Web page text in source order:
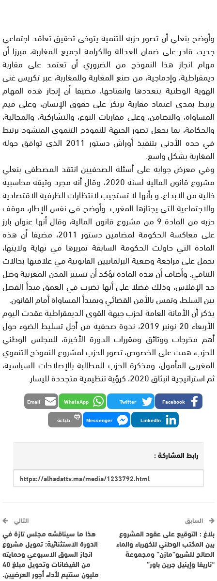
وأوضح بنعلي أن تصور حزبه للتنمية يتوخى تحقيق تعاقد اجتماعي
جديد، قادر على ضمان العدالة والكرامة لجميع المغاربة، مبرزا أن
مهام انجاز هذا النموذج من الضروري أن تعتمد على مقاربة
ديمقراطية، وإدماجية، من صنع المغاربة وللمغاربة، عبر تكريس غنى
الهوية الوطنية بتعددها وانفتاحها، مضيفا أن إنجاز هذه المهام
يرتبط بمدى اعتماد مقاربة ترتكز على حقوق الإنسان، وعلى قيم
المساواة، والتضامن، وعلى مقاربات النوع، والتشاركية، والمجالية،
والحكامة، بما يجعل تصور الجبهة للنموذج التنموي المنشود يرتبط
في حده الأدنى بتنفيذ أوراش دستور 2011 الذي توافق حوله
المغاربة بشكل واسع.
وفي معرض جوابه على أسئلة الصحفيين انتقد المصطفى بنعلي
مشروع قانون المالية لسنة 2020، وقال أنه مجرد وثيقة محاسبية
خالية من الابداع، و بأنها لا تستجيب لانتظارات الظرفية الاقتصادية
والاجتماعية التي يجتازها المغرب. وأوضح في نفس الإطار، موقف
حزبه من المادة 9 من مشروع قانون المالية، وقال أنها عنوان بارز
على معاكسة الحكومة لمضامين دستور 2011، مضيفا أن هذه
المادة التي حاولت الحكومة السابقة تمريرها في نهاية ولايتها،
تحمل على مراجعة وضعية البرلمانيين القانونية في علاقتها بحالات
التنافي. وأضاف أن هذه المادة تؤكد أن تسيير المدن المغربية وصل
حد الإفلاس، وذلك فضلا على أنها تضرب في العمق مبدأ الفصل
بين السلط، وتمس بالأمن القضائي وبمبدأ المساواة أمام القانون.
يذكر أن الأمانة العامة لحزب جبهة القوى الديمقراطية عقدت اليوم
الأربعاء 20 نونبر 2019، ندوة صحفية من أجل تسليط الضوء حول
أهم مخرجات ووثائق ومقررات الدورة الأخيرة، للمجلس الوطني
للحزب، همت على الخصوص، تصور الحزب لمشروع النموذج التنموي
المغربي المأمول، ومذكرة الحزب للمطالبة بالإصلاحات السياسية،
ثم استراتيجية انبثاق 2020، كرؤية تنظيمية متجددة لليسار.
Facebook
Twitter
WhatsApp
Email
LinkedIn
Messenger طباعة
رابط المشاركة :
السابق
بلاغ : التوقيع على عقود المشروع
بين المكتب الوطني للكهرباء والماء
الصالح للشربو”مازن” ومجموعة
“ناريفا وإينيل جرين باور”
التالي
هذا ما سيناقشه مجلس تازة في
الدورة الاستثنائية: تمويل مشروع
انجاز السوق الاسبوعي وحمايته
من الفيضانات وتحويل مبلغ 40
مليون سنتيم لأداء أجور العرضيين.